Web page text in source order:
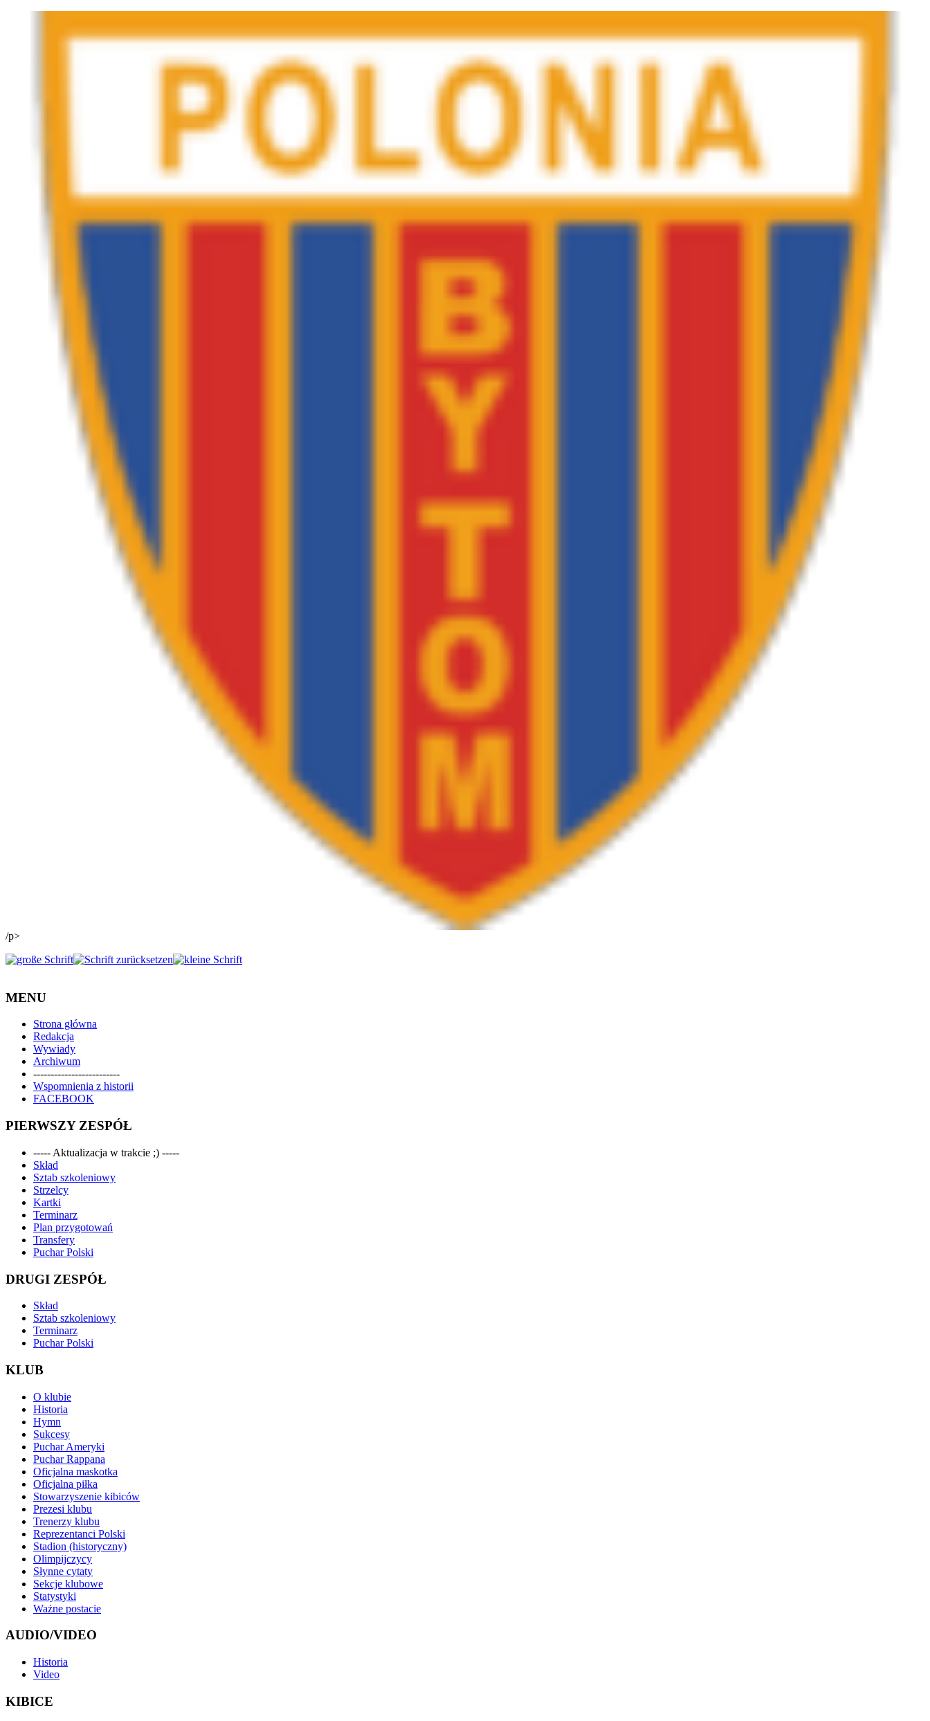
/p>
MENU
Strona główna
Redakcja
Wywiady
Archiwum
-------------------------
Wspomnienia z historii
FACEBOOK
PIERWSZY ZESPÓŁ
----- Aktualizacja w trakcie ;) -----
Skład
Sztab szkoleniowy
Strzelcy
Kartki
Terminarz
Plan przygotowań
Transfery
Puchar Polski
DRUGI ZESPÓŁ
Skład
Sztab szkoleniowy
Terminarz
Puchar Polski
KLUB
O klubie
Historia
Hymn
Sukcesy
Puchar Ameryki
Puchar Rappana
Oficjalna maskotka
Oficjalna piłka
Stowarzyszenie kibiców
Prezesi klubu
Trenerzy klubu
Reprezentanci Polski
Stadion (historyczny)
Olimpijczycy
Słynne cytaty
Sekcje klubowe
Statystyki
Ważne postacie
AUDIO/VIDEO
Historia
Video
KIBICE